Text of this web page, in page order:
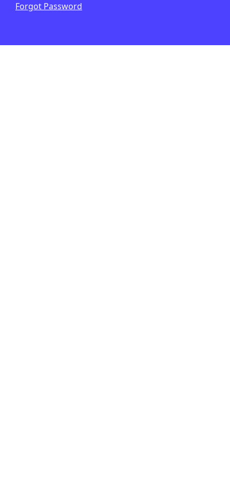
Forgot Password